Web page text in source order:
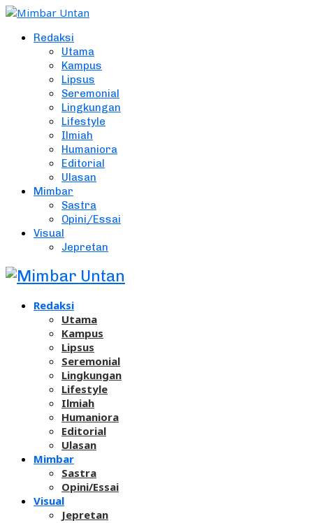
Redaksi
Utama
Kampus
Lipsus
Seremonial
Lingkungan
Lifestyle
Ilmiah
Humaniora
Editorial
Ulasan
Mimbar
Sastra
Opini/Essai
Visual
Jepretan
Redaksi
Utama
Kampus
Lipsus
Seremonial
Lingkungan
Lifestyle
Ilmiah
Humaniora
Editorial
Ulasan
Mimbar
Sastra
Opini/Essai
Visual
Jepretan